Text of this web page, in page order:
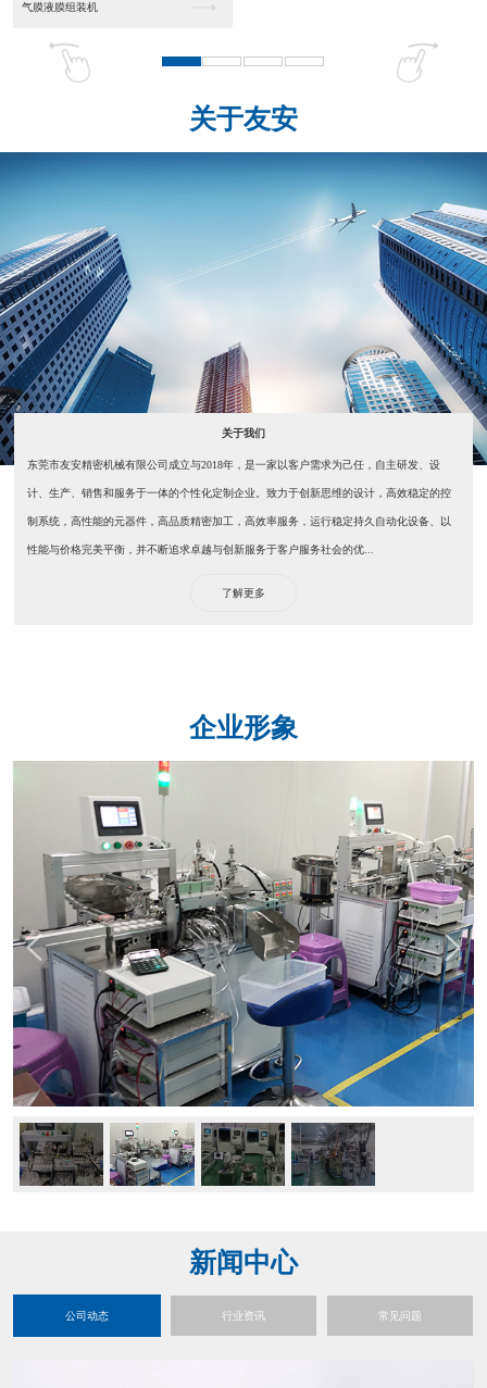
气膜液膜组装机
关于友安
关于我们
东莞市友安精密机械有限公司成立与2018年，是一家以客户需求为己任，自主研发、设
计、生产、销售和服务于一体的个性化定制企业。致力于创新思维的设计，高效稳定的控
制系统，高性能的元器件，高品质精密加工，高效率服务，运行稳定持久自动化设备、以
性能与价格完美平衡，并不断追求卓越与创新服务于客户服务社会的优...
了解更多
企业形象
新闻中心
公司动态 行业资讯 常见问题